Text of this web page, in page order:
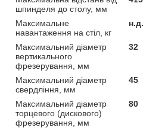
шпинделя до столу, мм
Максимальне
навантаження на стіл, кг
н.д.
Максимальний діаметр
вертикального
фрезерування, мм
32
Максимальний діаметр
свердління, мм
45
Максимальний діаметр
торцевого (дискового)
фрезерування, мм
80